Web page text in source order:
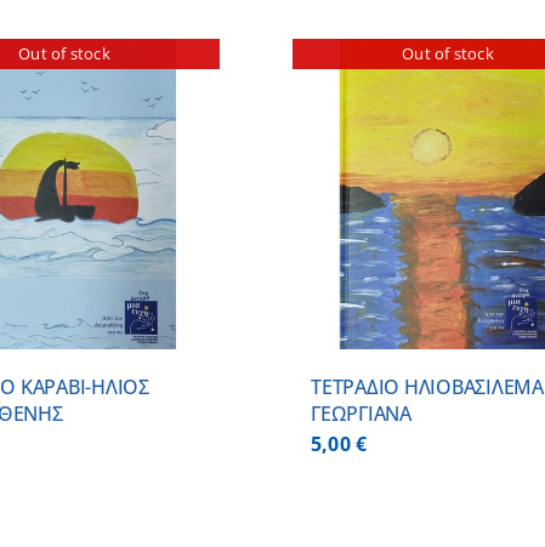
Out of stock
ΚΑΡΑΒΙ-ΗΛΙΟΣ
Out of stock
DETAILS
ΤΕΤΡΑΔΙΟ ΗΛΙΟΒΑΣΙΛΕΜΑ
ΓΕΩΡΓΙΑΝΑ
5,00€
ADD TO CART